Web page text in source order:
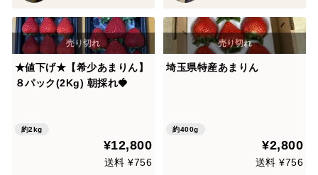
★値下げ★【希少あまりん】
８パック(2Kg) 朝採れ🍓
約2kg
¥12,800
送料 ¥756
埼玉県特産あまりん
約400g
¥2,800
送料 ¥756